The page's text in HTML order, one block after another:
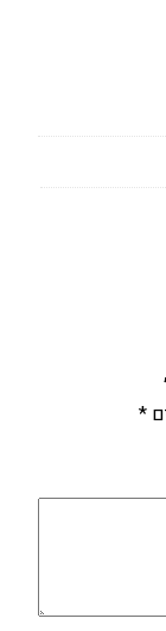
*